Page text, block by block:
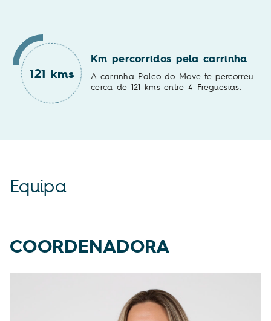
121 kms
Km percorridos pela carrinha
A carrinha Palco do Move-te percorreu
cerca de 121 kms entre 4 Freguesias.
Equipa
COORDENADORA